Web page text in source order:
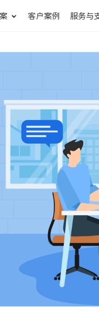
品
统一管
踪进度
测试管
快速交
可持续
利用团队资
服务台
轻松响
客户案例 服务与